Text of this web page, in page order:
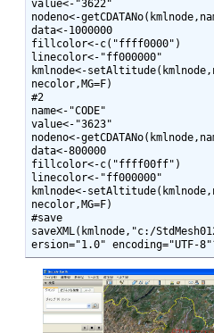
value<-"3622"
nodeno<-
data<-1000000
fillcolor<-c("ffff0000")
linecolor<-"ff000000"
kmlnode<-
necolor,MG=F)
#2
name<-"CODE"
value<-"3623"
nodeno<-
data<-800000
fillcolor<-c("ffff00ff")
linecolor<-"ff000000"
kmlnode<-
necolor,MG=F)
#save
saveXML(kmlnode,"c:/
ersion="1.0" encoding="UTF-